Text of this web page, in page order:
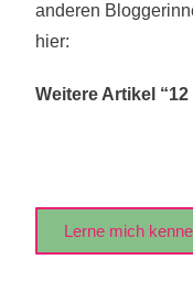
anderen
hier:
Weitere Artikel “12
Lerne mich